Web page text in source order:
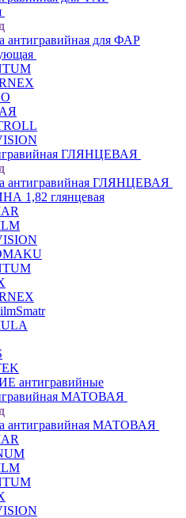
антигравийная для ФАР
ГЛЯНЦЕВАЯ
антигравийная ГЛЯНЦЕВАЯ
1,82 глянцевая
антигравийные
МАТОВАЯ
антигравийная МАТОВАЯ